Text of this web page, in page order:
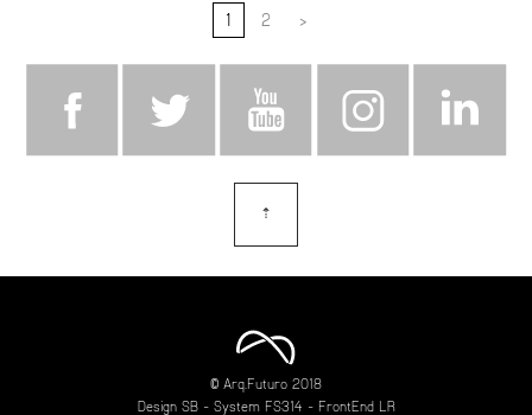
1 2 >
⇡
© Arq.Futuro 2018
Design SB- System FS314 - FrontEnd LR